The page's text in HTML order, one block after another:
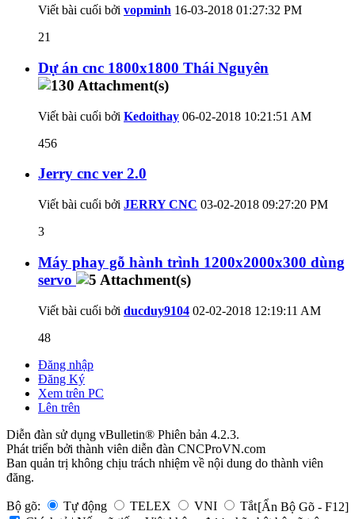
Viết bài cuối bởi vopminh 16-03-2018 01:27:32 PM
21
Dự án cnc 1800x1800 Thái Nguyên
Viết bài cuối bởi Kedoithay 06-02-2018 10:21:51 AM
456
Jerry cnc ver 2.0
Viết bài cuối bởi JERRY CNC 03-02-2018 09:27:20 PM
3
Máy phay gỗ hành trình 1200x2000x300 dùng
servo
Viết bài cuối bởi ducduy9104 02-02-2018 12:19:11 AM
48
Đăng nhập
Đăng Ký
Xem trên PC
Lên trên
Diễn đàn sử dụng vBulletin® Phiên bản 4.2.3.
Phát triển bởi thành viên diễn đàn CNCProVN.com
Ban quản trị không chịu trách nhiệm về nội dung do thành viên
đăng.
Bộ gõ: Tự động TELEX VNI Tắt[Ẩn Bộ Gõ - F12]